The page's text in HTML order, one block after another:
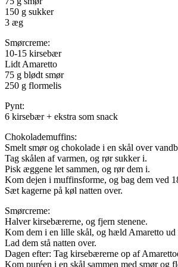
150 g sukker
3 æg
Smørcreme:
10-15 kirsebær
Lidt Amaretto
75 g blødt smør
250 g flormelis
Pynt:
6 kirsebær + ekstra som snack
Chokolademuffins:
Smelt smør og chokolade i en skål over
Tag skålen af varmen, og rør sukker i.
Pisk æggene let sammen, og rør dem i.
Kom dejen i muffinsforme, og bag dem ved
Sæt kagerne på køl natten over.
Smørcreme:
Halver kirsebærerne, og fjern stenene.
Kom dem i en lille skål, og hæld Amaretto ud
Lad dem stå natten over.
Dagen efter: Tag kirsebærerne op af
Kom puréen i en skål sammen med smør og